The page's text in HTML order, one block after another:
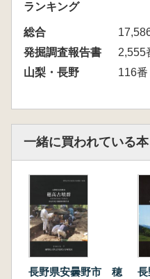
ランキング
総合
発掘調査報告書
2,555
山梨・長野
116
一緒に買われている本
長野県安曇野市 穂